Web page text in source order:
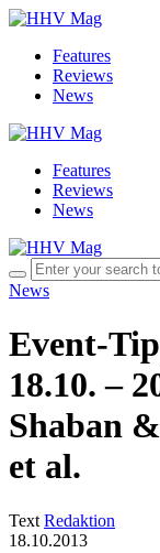
Features
Reviews
News
Features
Reviews
News
News
Event-
18.10. –
Shaban
et al.
Text Redaktion
18.10.2013